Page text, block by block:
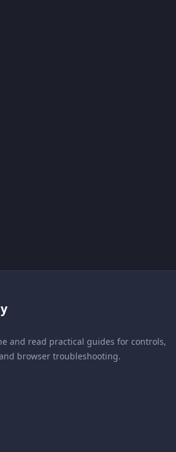
and read practical guides for controls,
browser troubleshooting.